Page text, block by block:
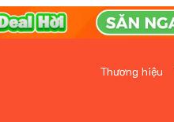
Thương hiệu